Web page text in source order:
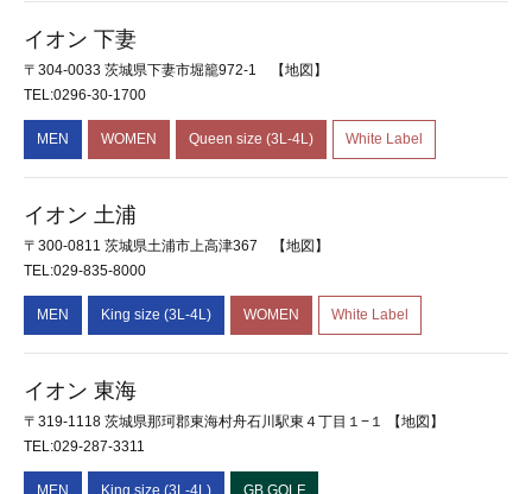
イオン 下妻
〒304-0033 茨城県下妻市堀籠972-1
【地図】
TEL:0296-30-1700
MEN WOMEN Queen size (3L-4L) White Label
イオン 土浦
〒300-0811 茨城県土浦市上高津367
【地図】
TEL:029-835-8000
MEN King size (3L-4L) WOMEN White Label
イオン 東海
〒319-1118 茨城県那珂郡東海村舟石川駅東４丁目１−１
【地図】
TEL:029-287-3311
MEN King size (3L-4L) GB GOLF